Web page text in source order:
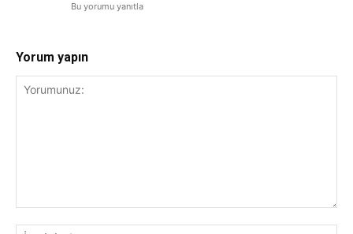
Bu yorumu yanıtla
Yorum yapın